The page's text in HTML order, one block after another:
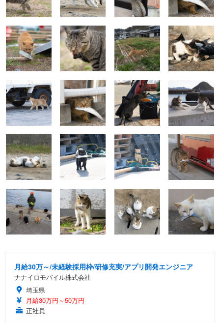
月給30万～/未経験採用枠/研修充実/アプリ開発エンジニア
ナナイロモバイル株式会社
埼玉県
月給30万円～50万円
正社員